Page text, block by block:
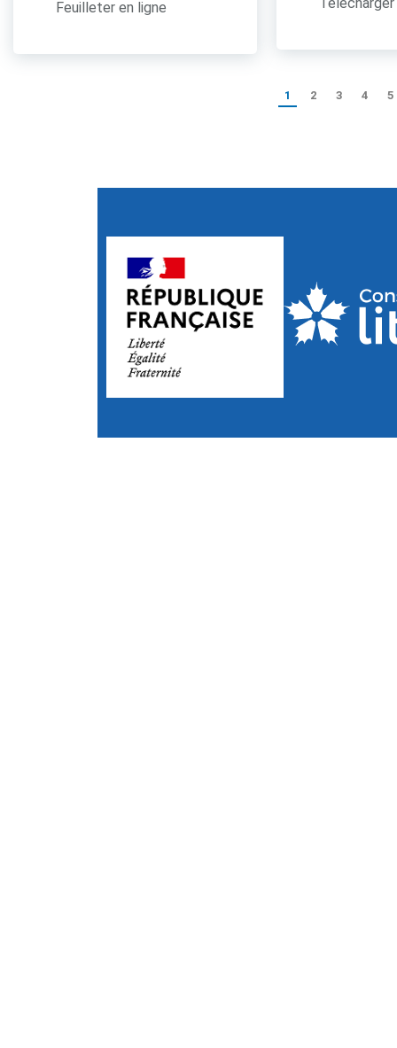
Feuilleter en ligne
1 2 3 4 5